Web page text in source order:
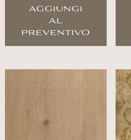
aggiungi
al
preventivo